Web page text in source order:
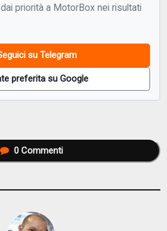
priorità a MotorBox nei risultati
su Telegram
preferita su Google
0Commenti